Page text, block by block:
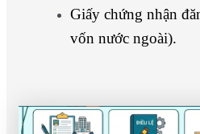
Giấy chứng nhận
vốn nước ngoài).